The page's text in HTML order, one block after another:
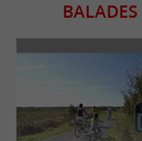
BALADES